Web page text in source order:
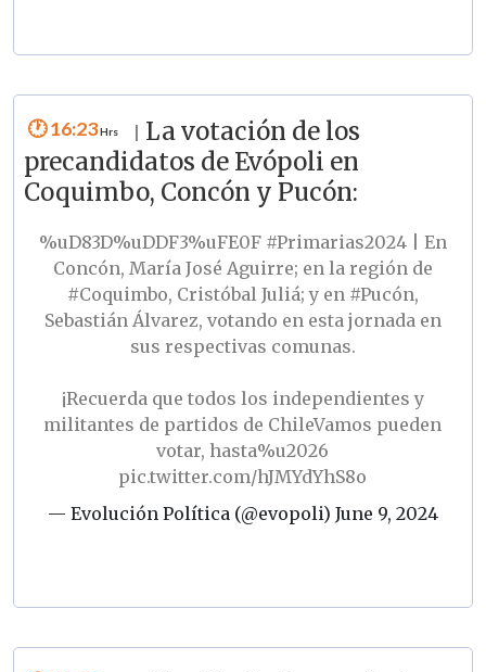
16:23
La votación de los
precandidatos de Evópoli en
Coquimbo, Concón y Pucón:
%uD83D%uDDF3%uFE0F #Primarias2024| En
Concón, María José Aguirre; en la región de
#Coquimbo, Cristóbal Juliá; y en #Pucón,
Sebastián Álvarez, votando en esta jornada en
sus respectivas comunas.
¡Recuerda que todos los independientes y
militantes de partidos de ChileVamos pueden
votar, hasta%u2026
pic.twitter.com/hJMYdYhS8o
— Evolución Política (@evopoli) June 9, 2024